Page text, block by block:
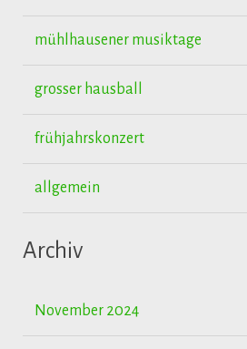
mühlhausener musiktage
grosser hausball
frühjahrskonzert
allgemein
Archiv
November 2024